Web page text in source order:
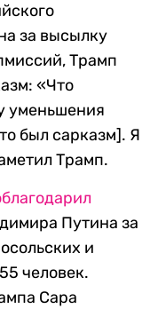
за высылку
Трамп
«Что
уменьшения
был сарказм]. Я
Трамп.
Путина за
и
человек.
Сара